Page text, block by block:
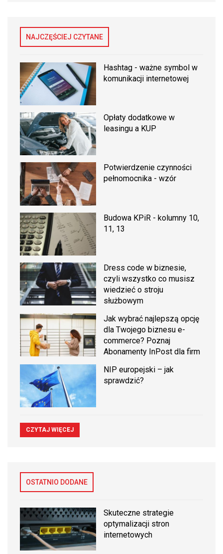
NAJCZĘŚCIEJ CZYTANE
Hashtag - ważne symbol w
komunikacji internetowej
Opłaty dodatkowe w
leasingu a KUP
Potwierdzenie czynności
pełnomocnika - wzór
Budowa KPiR - kolumny 10,
11, 13
Dress code w biznesie,
czyli wszystko co musisz
wiedzieć o stroju
służbowym
Jak wybrać najlepszą opcję
dla Twojego biznesu e-
commerce? Poznaj
Abonamenty InPost dla firm
NIP europejski – jak
sprawdzić?
CZYTAJ WIĘCEJ
OSTATNIO DODANE
Skuteczne strategie
optymalizacji stron
internetowych